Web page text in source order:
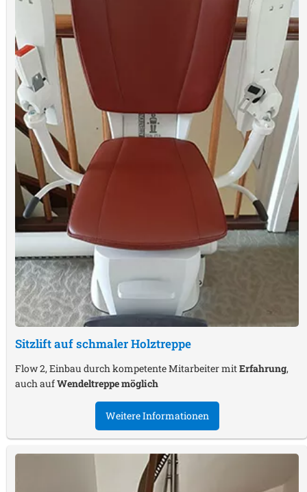
Sitzlift auf schmaler Holztreppe
Flow 2, Einbau durch kompetente Mitarbeiter mitErfahrung,
auch aufWendeltreppe möglich
Weitere Informationen